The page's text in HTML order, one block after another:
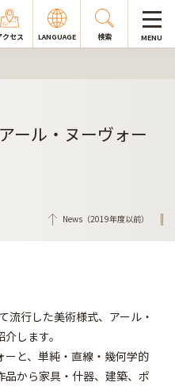
クセス LANGUAGE 検索 MENU
ール・ヌーヴォー
News（2019年度以前）
流行した美術様式、アール・
します。
と、単純・直線・幾何学的
から家具・什器、建築、ポ